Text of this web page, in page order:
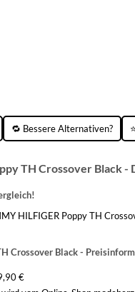
🔁 Bessere Alternativen?
TH Crossover Black -
HILFIGER Poppy TH
Crossover Black -
€